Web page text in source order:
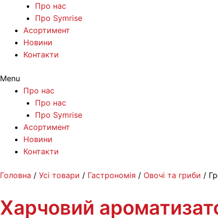
Про нас
Про Symrise
Асортимент
Новини
Контакти
Menu
Про нас
Про нас
Про Symrise
Асортимент
Новини
Контакти
Перейти
вмісту
Головна / Усі товари / Гастрономія / Овочі та гриби /
Харчовий